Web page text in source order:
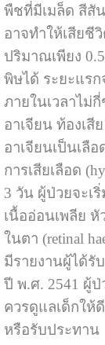
พืชที่มีเมล็ด สีสั
อาจทำให้เสียชี
ปริมาณเพียง
พิษได้ ระยะแร
ภายในเวลาไม่
อาเจียน ท้องเสี
อาเจียนเป็นเลื
การเสียเลือด
3 วัน ผู้ป่วยจะเ
เนื้ออ่อนเพลีย
ในตา (retinal
มีรายงานผู้ได้รั
ปี พ.ศ. 2541 ผู้
ควรดูแลเด็กให้
หรือรับประทาน